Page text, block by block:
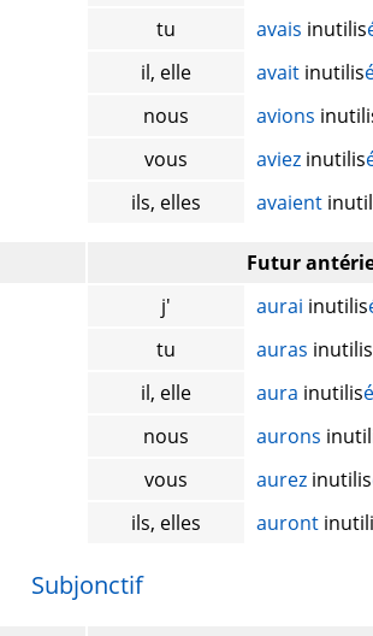
tu
avais inutilis
il, elle
avait inutilis
nous
avions
vous
aviez inutilis
ils, elles
avaient
Futur
j'
aurai inutilis
tu
auras inutilis
il, elle
aura inutilisé
nous
aurons
vous
aurez inutilis
ils, elles
auront
Subjonctif